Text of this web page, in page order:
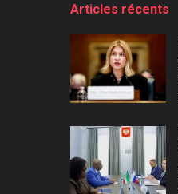
Articles récents